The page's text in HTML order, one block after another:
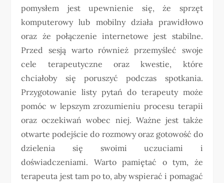
pomysłem jest upewnienie się, że sprzęt
komputerowy lub mobilny działa prawidłowo
oraz że połączenie internetowe jest stabilne.
Przed sesją warto również przemyśleć swoje
cele terapeutyczne oraz kwestie, które
chciałoby się poruszyć podczas spotkania.
Przygotowanie listy pytań do terapeuty może
pomóc w lepszym zrozumieniu procesu terapii
oraz oczekiwań wobec niej. Ważne jest także
otwarte podejście do rozmowy oraz gotowość do
dzielenia się swoimi uczuciami i
doświadczeniami. Warto pamiętać o tym, że
terapeuta jest tam po to, aby wspierać i pomagać